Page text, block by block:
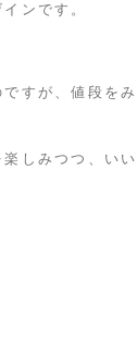
ンです。
すが、値段を
しみつつ、い